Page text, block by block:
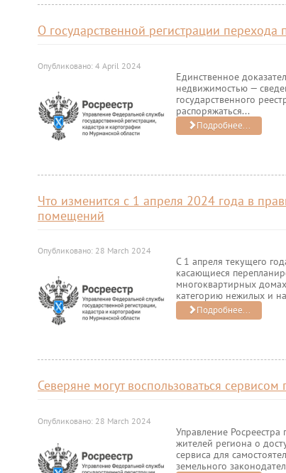
О государственной регистрации перехода
Опубликовано: 4 April 2024
Единственное
недвижимостью —
государственного
распоряжаться...
Подробнее...
Что изменится с 1 апреля 2024 года в
помещений
Опубликовано: 28 March 2024
С 1 апреля текущего
касающиеся
многоквартирных
категорию нежилых и
Подробнее...
Северяне могут воспользоваться
Опубликовано: 28 March 2024
Управление
жителей региона о
сервиса для
земельного